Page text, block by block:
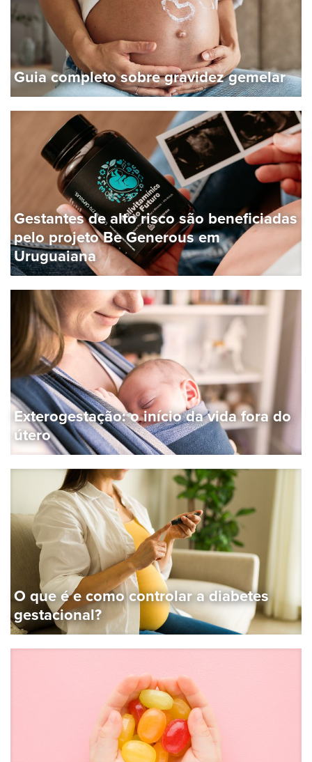
Guia completo sobre gravidez gemelar
Gestantes de alto risco são beneficiadas
pelo projeto Be Generous em
Uruguaiana
Exterogestação: o início da vida fora do
útero
O que é e como controlar a diabetes
gestacional?